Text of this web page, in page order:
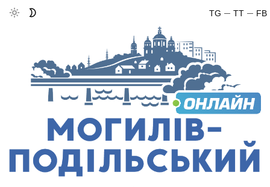
FB
TT
TG